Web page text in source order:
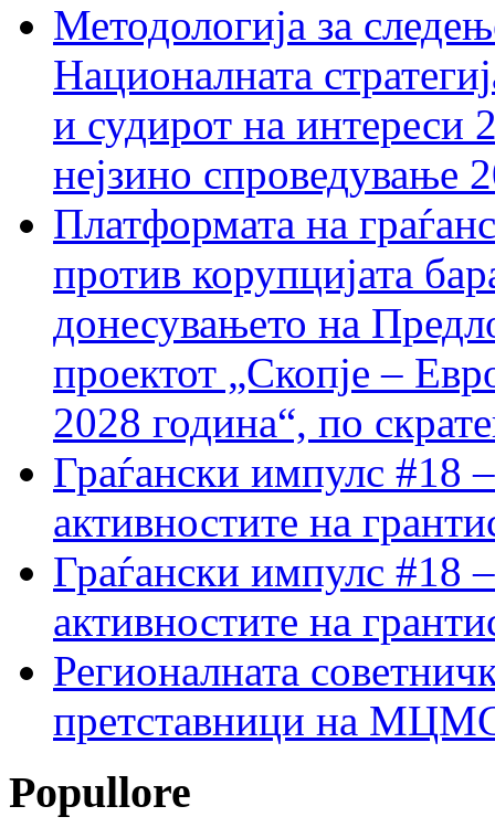
Методологија за
Националната
и судирот на интереси
нејзино спроведување
Платформата на
против корупцијата
донесувањето на
проектот „Скопје –
2028 година“, по
Граѓански импулс #18
активностите на
Граѓански импулс #18
активностите на
Регионалната
претставници на МЦМС
Popullore